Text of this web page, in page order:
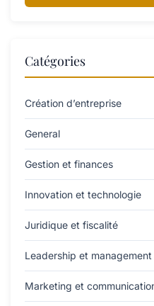
Catégories
Création d’entreprise
General
Gestion et finances
Innovation et technologie
Juridique et fiscalité
Leadership et management
Marketing et